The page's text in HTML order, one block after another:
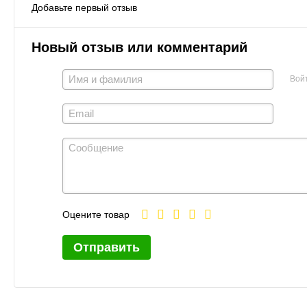
Добавьте первый отзыв
Новый отзыв или комментарий
Оцените товар
Отправить